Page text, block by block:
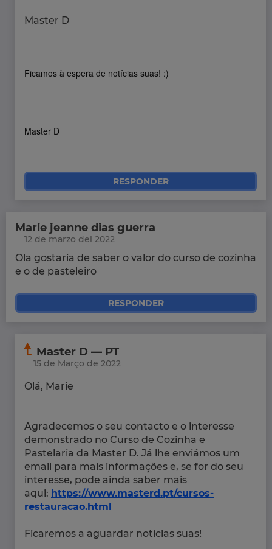
Master D
Ficamos à espera de notícias suas! :)
Master D
RESPONDER
Marie jeanne dias guerra
12 de marzo del 2022
Ola gostaria de saber o valor do curso de cozinha
e o de pasteleiro
RESPONDER
Master D — PT
15 de Março de 2022
Olá, Marie
Agradecemos o seu contacto e o interesse
demonstrado no Curso de Cozinha e
Pastelaria da Master D. Já lhe enviámos um
email para mais informações e, se for do seu
interesse, pode ainda saber mais
aqui: https://www.masterd.pt/cursos-
restauracao.html
Ficaremos a aguardar notícias suas!